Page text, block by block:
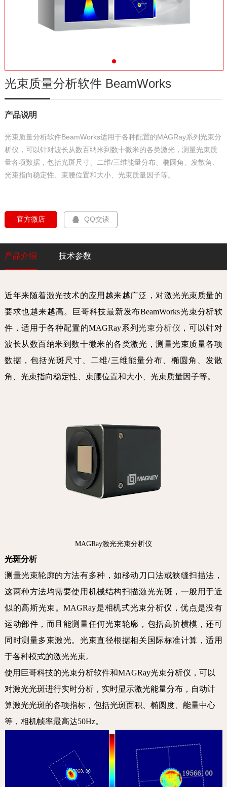
光束质量分析软件 BeamWorks
产品说明
光束质量分析软件BeamWorks适用于各种配置的MAGRay系列光束分
析仪，可以针对波长从数百纳米到数十微米的各类激光，测量光束质
量各项数据，包括光斑尺寸、二维/三维能量分布、椭圆角、发散角、
光束指向稳定性、束腰位置和大小、光束质量因子等。
  官方微店
QQ交谈
产品介绍 技术参数
近年来随着激光技术的应用越来越广泛，对激光光束质量的
要求也越来越高。巨哥科技最新发布BeamWorks光束分析软
件，适用于各种配置的MAGRay系列光束分析仪 ，可以针对
波长从数百纳米到数十微米的各类激光，测量光束质量各项
数据，包括光斑尺寸、二维/三维能量分布、椭圆角、发散
角、光束指向稳定性、束腰位置和大小、光束质量因子等。
MAGRay激光光束分析仪
光斑分析
测量光束轮廓的方法有多种，如移动刀口法或狭缝扫描法，
这两种方法均需要使用机械结构扫描激光光斑，一般用于近
似的高斯光束。MAGRay是相机式光束分析仪，优点是没有
运动部件，而且能测量任何光束轮廓，包括高阶横模，还可
同时测量多束激光。光束直径根据相关国际标准计算，适用
于各种模式的激光光束。
使用巨哥科技的光束分析软件和MAGRay光束分析仪，可以
对激光光斑进行实时分析，实时显示激光能量分布，自动计
算激光光斑的各项指标，包括光斑面积、椭圆度、能量中心
等，相机帧率最高达50Hz。